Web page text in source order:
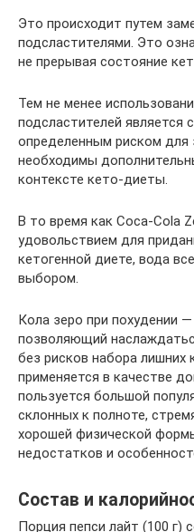
Это происходит путем
подсластителями. Это
не прерывая состояние
Тем не менее
подсластителей является
определенным риском для
необходимы
контексте кето-диеты.
В то время как Coca-Cola
удовольствием для
кетогенной диете, вода
выбором.
Кола зеро при похудении
позволяющий
без рисков набора
применяется в качестве
пользуется большой
склонных к полноте,
хорошей физической
недостатков и
Состав и
Порция пепси лайт (100 г)